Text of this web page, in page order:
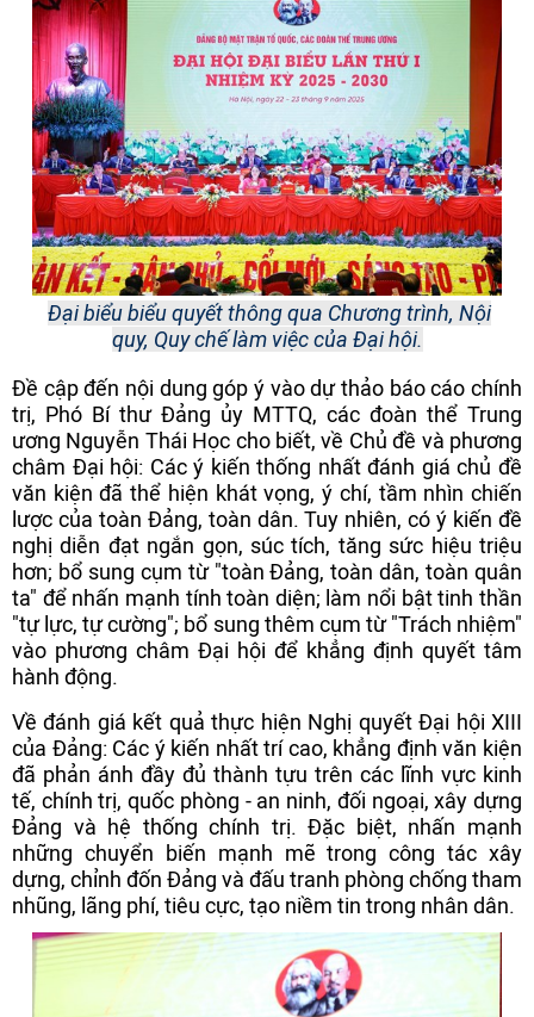
Đại biểu biểu quyết thông qua Chương trình, Nội
quy, Quy chế làm việc của Đại hội.
Đề cập đến nội dung góp ý vào dự thảo báo cáo chính
trị, Phó Bí thư Đảng ủy MTTQ, các đoàn thể Trung
ương Nguyễn Thái Học cho biết, về Chủ đề và phương
châm Đại hội: Các ý kiến thống nhất đánh giá chủ đề
văn kiện đã thể hiện khát vọng, ý chí, tầm nhìn chiến
lược của toàn Đảng, toàn dân. Tuy nhiên, có ý kiến đề
nghị diễn đạt ngắn gọn, súc tích, tăng sức hiệu triệu
hơn; bổ sung cụm từ "toàn Đảng, toàn dân, toàn quân
ta" để nhấn mạnh tính toàn diện; làm nổi bật tinh thần
"tự lực, tự cường"; bổ sung thêm cụm từ "Trách nhiệm"
vào phương châm Đại hội để khẳng định quyết tâm
hành động.
Về đánh giá kết quả thực hiện Nghị quyết Đại hội XIII
của Đảng: Các ý kiến nhất trí cao, khẳng định văn kiện
đã phản ánh đầy đủ thành tựu trên các lĩnh vực kinh
tế, chính trị, quốc phòng - an ninh, đối ngoại, xây dựng
Đảng và hệ thống chính trị. Đặc biệt, nhấn mạnh
những chuyển biến mạnh mẽ trong công tác xây
dựng, chỉnh đốn Đảng và đấu tranh phòng chống tham
nhũng, lãng phí, tiêu cực, tạo niềm tin trong nhân dân.